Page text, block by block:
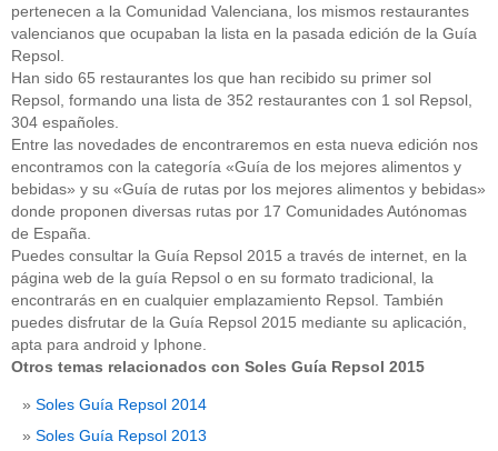
pertenecen a la Comunidad Valenciana, los mismos restaurantes
valencianos que ocupaban la lista en la pasada edición de la Guía
Repsol.
Han sido 65 restaurantes los que han recibido su primer sol
Repsol, formando una lista de 352 restaurantes con 1 sol Repsol,
304 españoles.
Entre las novedades de encontraremos en esta nueva edición nos
encontramos con la categoría «Guía de los mejores alimentos y
bebidas» y su «Guía de rutas por los mejores alimentos y bebidas»
donde proponen diversas rutas por 17 Comunidades Autónomas
de España.
Puedes consultar la Guía Repsol 2015 a través de internet, en la
página web de la guía Repsol o en su formato tradicional, la
encontrarás en en cualquier emplazamiento Repsol. También
puedes disfrutar de la Guía Repsol 2015 mediante su aplicación,
apta para android y Iphone.
Otros temas relacionados con Soles Guía Repsol 2015
Soles Guía Repsol 2014
Soles Guía Repsol 2013